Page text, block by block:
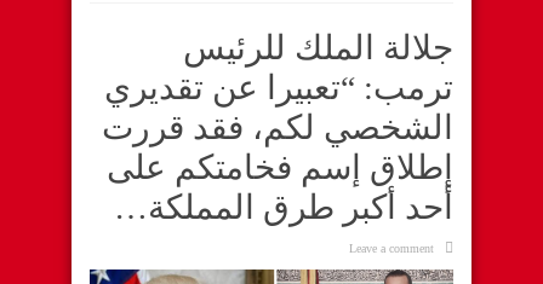
جلالة الملك للرئيس
ترمب: “تعبيرا عن تقديري
الشخصي لكم، فقد قررت
إطلاق إسم فخامتكم على
أحد أكبر طرق المملكة…
Leave a comment